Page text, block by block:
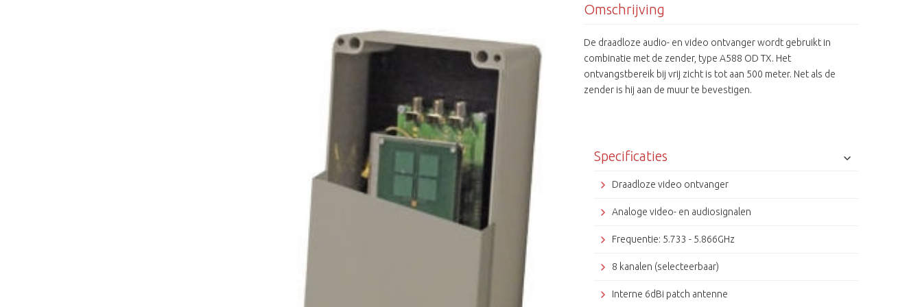
Omschrijving
De draadloze audio- en video ontvanger wordt gebruikt in
combinatie met de zender, type A588 OD TX. Het
ontvangstbereik bij vrij zicht is tot aan 500 meter. Net als de
zender is hij aan de muur te bevestigen.
Specificaties
Draadloze video ontvanger
Analoge video- en audiosignalen
Frequentie: 5.733 - 5.866GHz
8 kanalen (selecteerbaar)
Interne 6dBi patch antenne